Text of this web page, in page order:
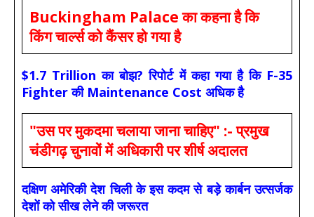
Buckingham Palace का कहना है कि
किंग चार्ल्स को कैंसर हो गया है
$1.7 Trillion का बोझ? रिपोर्ट में कहा गया है कि F-35
Fighter की Maintenance Cost अधिक है
"उस पर मुकदमा चलाया जाना चाहिए" :- प्रमुख
चंडीगढ़ चुनावों में अधिकारी पर शीर्ष अदालत
दक्षिण अमेरिकी देश चिली के इस कदम से बड़े कार्बन उत्सर्जक
देशों को सीख लेने की जरूरत